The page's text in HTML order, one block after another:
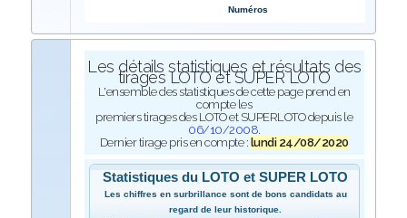
Numéros
Les détails statistiques et résultats des
tirages LOTO et SUPER LOTO
L'ensemble des statistiques de cette page prend en
compte les
premiers tirages des LOTO et SUPERLOTO depuis le
06/10/2008.
Dernier tirage pris en compte : lundi 24/08/2020
Statistiques du LOTO et SUPER LOTO
Les chiffres en surbrillance sont de bons candidats au
regard de leur historique.